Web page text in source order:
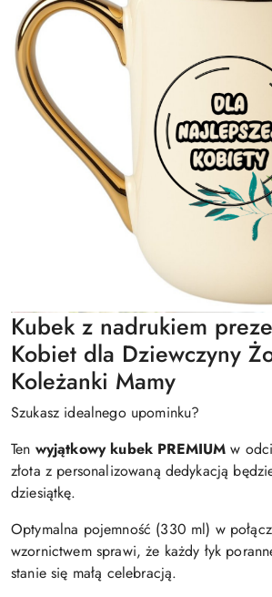
Kubek z nadrukiem
Kobiet dla Dziewczyny
Koleżanki Mamy
Szukasz idealnego upominku?
Ten wyjątkowy kubek PREMIUM w
złota z personalizowaną dedykacją
dziesiątkę.
Optymalna pojemność (330 ml) w
wzornictwem sprawi, że każdy łyk
stanie się małą celebracją.